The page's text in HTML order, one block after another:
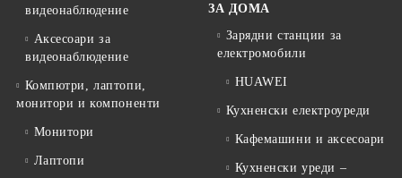
видеонаблюдение
Аксесоари за
видеонаблюдение
Компютри, лаптопи,
монитори и компоненти
Монитори
Лаптопи
ЗА ДОМА
Зарядни станции за
електромобили
HUAWEI
Кухненски електроуреди
Кафемашини и аксесоари
Кухненски уреди –